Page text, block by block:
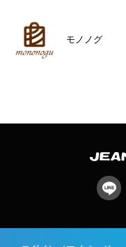
モノノグ